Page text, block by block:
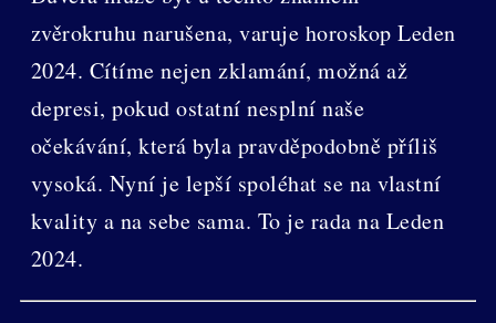
zvěrokruhu narušena, varuje horoskop Leden
2024. Cítíme nejen zklamání, možná až
depresi, pokud ostatní nesplní naše
očekávání, která byla pravděpodobně příliš
vysoká. Nyní je lepší spoléhat se na vlastní
kvality a na sebe sama. To je rada na Leden
2024.